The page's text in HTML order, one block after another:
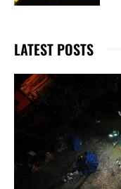
LATEST POSTS